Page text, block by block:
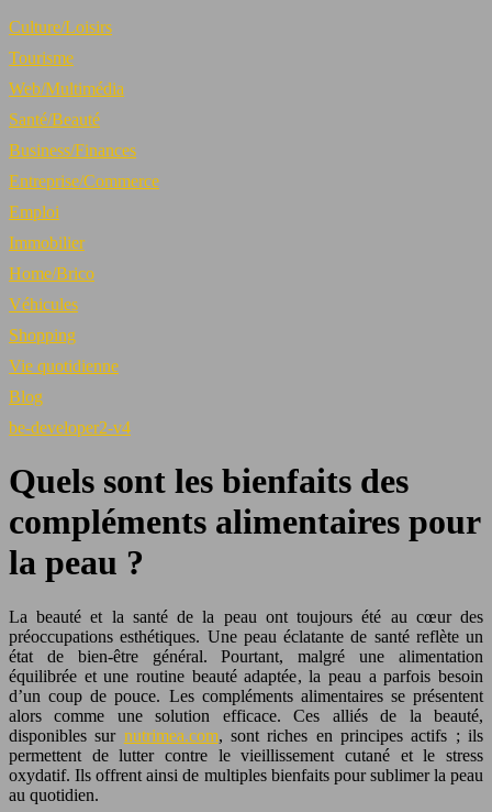
Culture/Loisirs
Tourisme
Web/Multimédia
Santé/Beauté
Business/Finances
Entreprise/Commerce
Emploi
Immobilier
Home/Brico
Véhicules
Shopping
Vie quotidienne
Blog
be-developer2-v4
Quels sont les bienfaits des
compléments alimentaires pour
la peau ?
La beauté et la santé de la peau ont toujours été au cœur des
préoccupations esthétiques. Une peau éclatante de santé reflète un
état de bien-être général. Pourtant, malgré une alimentation
équilibrée et une routine beauté adaptée, la peau a parfois besoin
d’un coup de pouce. Les compléments alimentaires se présentent
alors comme une solution efficace. Ces alliés de la beauté,
disponibles sur nutrimea.com, sont riches en principes actifs ; ils
permettent de lutter contre le vieillissement cutané et le stress
oxydatif. Ils offrent ainsi de multiples bienfaits pour sublimer la peau
au quotidien.